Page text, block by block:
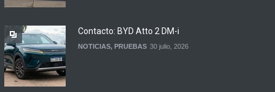
Contacto: BYD Atto 2 DM-i
NOTICIAS, PRUEBAS 30 julio, 2026